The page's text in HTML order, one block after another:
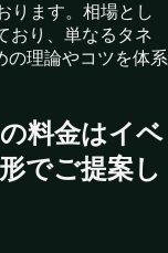
ります。相場とし
おり、単なるタネ
の理論やコツを体系
料金はイベ
でご提案し